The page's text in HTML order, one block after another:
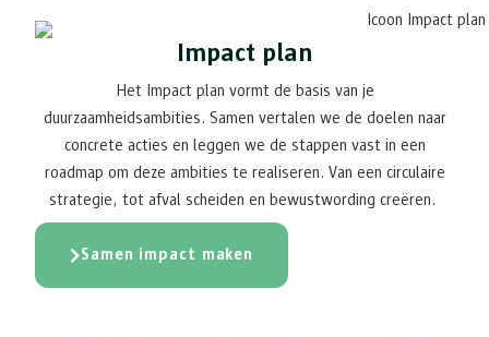
Impact plan
Het Impact plan vormt de basis van je
duurzaamheidsambities. Samen vertalen we de doelen naar
concrete acties en leggen we de stappen vast in een
roadmap om deze ambities te realiseren. Van een circulaire
strategie, tot afval scheiden en bewustwording creëren.
Samen impact maken